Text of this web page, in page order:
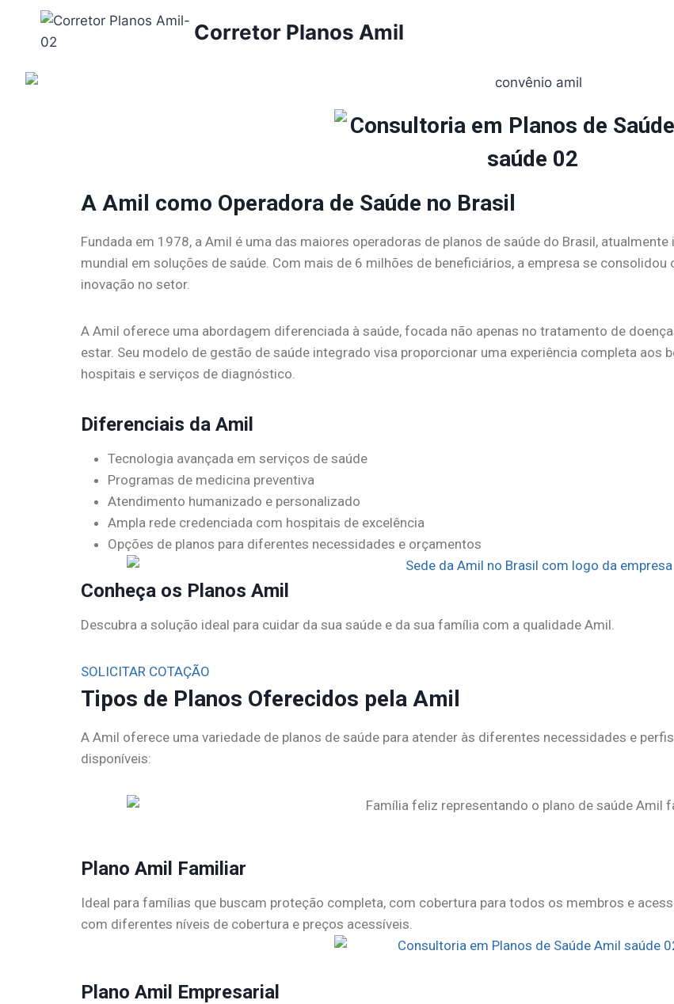
Corretor Planos Amil
A Amil como Operadora de Saúde no Brasil
Fundada em 1978, a Amil é uma das maiores operadoras de planos de saúde do Brasil,
mundial em soluções de saúde. Com mais de 6 milhões de beneficiários, a empresa se
inovação no setor.
A Amil oferece uma abordagem diferenciada à saúde, focada não apenas no tratamento de
estar. Seu modelo de gestão de saúde integrado visa proporcionar uma experiência completa
hospitais e serviços de diagnóstico.
Diferenciais da Amil
Tecnologia avançada em serviços de saúde
Programas de medicina preventiva
Atendimento humanizado e personalizado
Ampla rede credenciada com hospitais de excelência
Opções de planos para diferentes necessidades e orçamentos
Conheça os Planos Amil
Descubra a solução ideal para cuidar da sua saúde e da sua família com a qualidade Amil.
SOLICITAR COTAÇÃO
Tipos de Planos Oferecidos pela Amil
A Amil oferece uma variedade de planos de saúde para atender às diferentes necessidades e
disponíveis:
Plano Amil Familiar
Ideal para famílias que buscam proteção completa, com cobertura para todos os membros e
com diferentes níveis de cobertura e preços acessíveis.
Plano Amil Empresarial